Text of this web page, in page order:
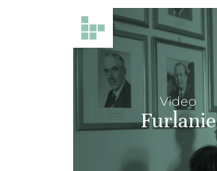
Video
Furlanie